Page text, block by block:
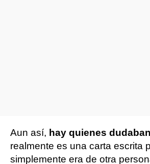
Aun así, hay quienes dudaban
realmente es una carta escrita
simplemente era de otra